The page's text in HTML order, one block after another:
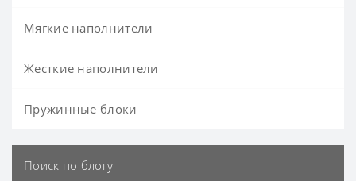
Мягкие наполнители
Жесткие наполнители
Пружинные блоки
Поиск по блогу